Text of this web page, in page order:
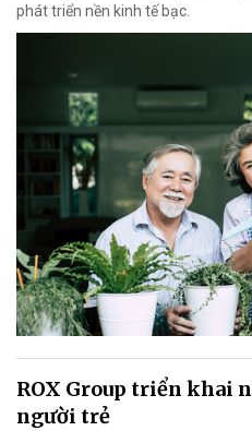
phát triển nền kinh tế bạc.
ROX Group triển khai
người trẻ